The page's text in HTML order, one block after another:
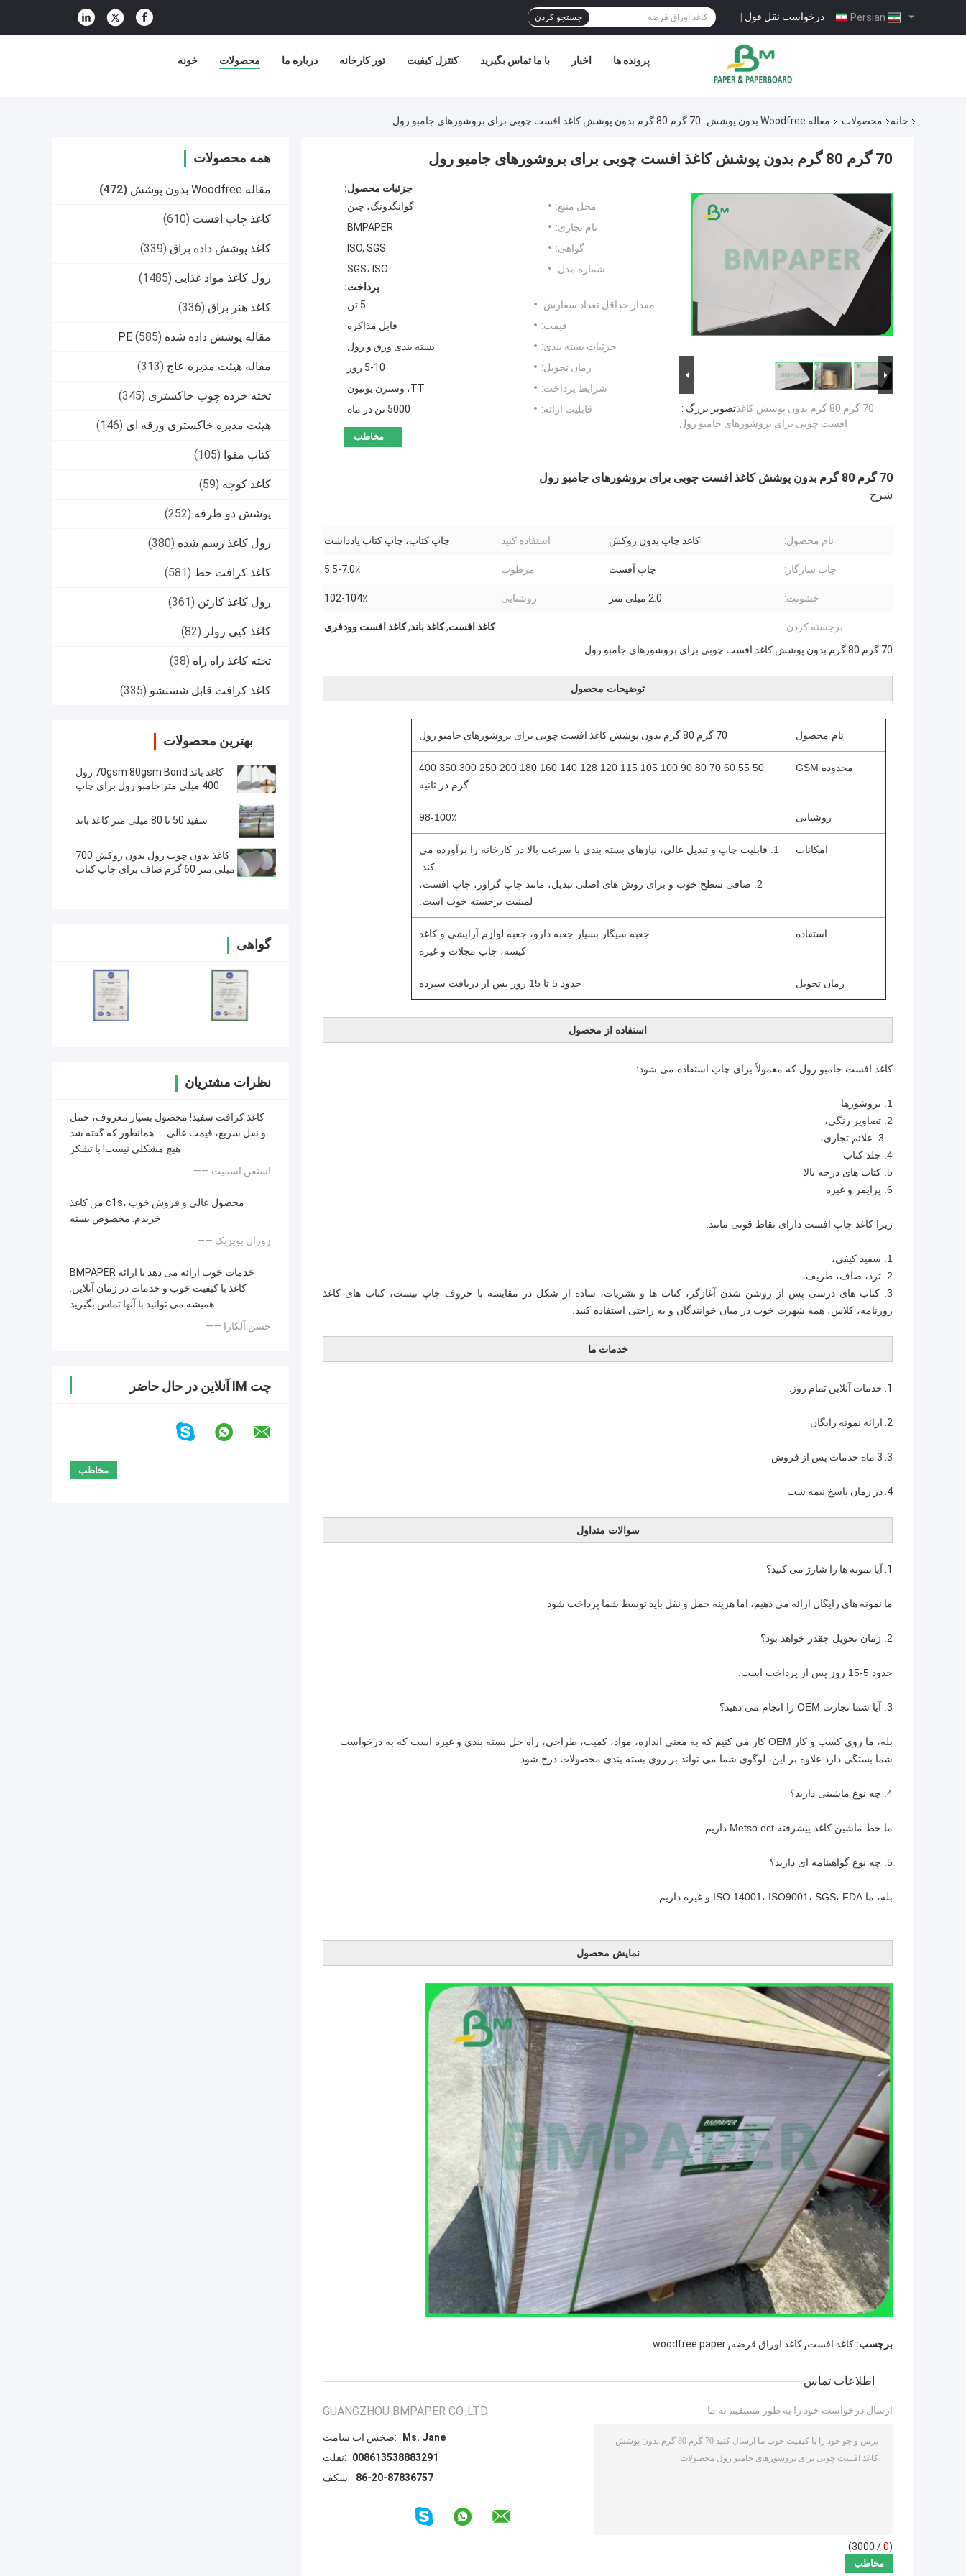
درخواست نقل قول | جستجو کردن
خونه محصولات درباره ما تور کارخانه کنترل کیفیت با ما تماس بگیرید اخبار پرونده ها
خانه محصولات مقاله Woodfree بدون پوشش 70 گرم 80 گرم بدون پوشش کاغذ افست چوبی برای بروشورهای جامبو رول
همه محصولات
مقاله Woodfree بدون پوشش (472)
کاغذ چاپ افست (610)
کاغذ پوشش داده براق (339)
رول کاغذ مواد غذایی (1485)
کاغذ هنر براق (336)
مقاله پوشش داده شده PE (585)
مقاله هیئت مدیره عاج (313)
تخته خرده چوب خاکستری (345)
هیئت مدیره خاکستری ورقه ای (146)
کتاب مقوا (105)
کاغذ کوچه (59)
پوشش دو طرفه (252)
رول کاغذ رسم شده (380)
کاغذ کرافت خط (581)
رول کاغذ کارتن (361)
کاغذ کپی رولز (82)
تخته کاغذ راه راه (38)
کاغذ کرافت قابل شستشو (335)
بهترین محصولات
کاغذ باند 70gsm 80gsm Bond رول
400 میلی متر جامبو رول برای چاپ
سفید 50 تا 80 میلی متر کاغذ باند
کاغذ بدون چوب رول بدون روکش 700
میلی متر 60 گرم صاف برای چاپ کتاب
گواهی
نظرات مشتریان
کاغذ کرافت سفید! محصول بسیار معروف، حمل
و نقل سریع، قیمت عالی .... همانطور که گفته شد
هیچ مشکلی نیست! با تشکر
—— استفن اسمیت
من کاغذ c1s، محصول عالی و فروش خوب
خریدم. مخصوص بسته
—— زوران بویزیک
BMPAPER خدمات خوب ارائه می دهد با ارائه
کاغذ با کیفیت خوب و خدمات در زمان آنلاین.
همیشه می توانید با آنها تماس بگیرید.
—— حسن آلکارا
چت IM آنلاین در حال حاضر
70 گرم 80 گرم بدون پوشش کاغذ افست چوبی برای بروشورهای جامبو رول
تصویر بزرگ :70 گرم 80 گرم بدون پوشش کاغذ
افست چوبی برای بروشورهای جامبو رول
جزئیات محصول:
محل منبع:
گوانگدونگ، چین
نام تجاری:
BMPAPER
گواهی:
ISO, SGS
شماره مدل:
SGS، ISO
پرداخت:
مقدار حداقل تعداد سفارش:
5 تن
قیمت:
قابل مذاکره
جزئیات بسته بندی:
بسته بندی ورق و رول
زمان تحویل:
5-10 روز
شرایط پرداخت:
TT، وسترن یونیون
قابلیت ارائه:
5000 تن در ماه
مخاطب
70 گرم 80 گرم بدون پوشش کاغذ افست چوبی برای بروشورهای جامبو رول
شرح
نام محصول: کاغذ چاپ بدون روکش استفاده کنید: چاپ کتاب، چاپ کتاب یادداشت
چاپ سازگار: چاپ آفست مرطوب: 5.5-7.0٪
خشونت: 2.0 میلی متر روشنایی: 102-104٪
برجسته کردن: کاغذ افست,کاغذ باند,کاغذ افست وودفری
70 گرم 80 گرم بدون پوشش کاغذ افست چوبی برای بروشورهای جامبو رول
توضیحات محصول
نام محصول 70 گرم 80 گرم بدون پوشش کاغذ افست چوبی برای بروشورهای جامبو رول
محدوده GSM
50 55 60 70 80 90 100 105 115 120 128 140 160 180 200 250 300 350 400
گرم در ثانیه
روشنایی 98-100٪
امکانات
1. قابلیت چاپ و تبدیل عالی، نیازهای بسته بندی با سرعت بالا در کارخانه را برآورده می
کند.
2. صافی سطح خوب و برای روش های اصلی تبدیل، مانند چاپ گراور، چاپ افست،
لمینیت برجسته خوب است.
استفاده
جعبه سیگار بسیار جعبه دارو، جعبه لوازم آرایشی و کاغذ
کیسه، چاپ مجلات و غیره
زمان تحویل حدود 5 تا 15 روز پس از دریافت سپرده
استفاده از محصول
کاغذ افست جامبو رول که معمولاً برای چاپ استفاده می شود:
1. بروشورها
2. تصاویر رنگی،
3. علائم تجاری،
4. جلد کتاب
5. کتاب های درجه بالا
6. پرایمر و غیره
زیرا کاغذ چاپ افست دارای نقاط قوتی مانند:
1. سفید کیفی،
2. ترد، صاف، ظریف،
3. کتاب های درسی پس از روشن شدن آغازگر، کتاب ها و نشریات، ساده از شکل در مقایسه با حروف چاپ نیست، کتاب های کاغذ
روزنامه، کلاس، همه شهرت خوب در میان خوانندگان و به راحتی استفاده کنید.
خدمات ما
1. خدمات آنلاین تمام روز.
2. ارائه نمونه رایگان.
3. 3 ماه خدمات پس از فروش.
4. در زمان پاسخ نیمه شب
سوالات متداول
1. آیا نمونه ها را شارژ می کنید؟
ما نمونه های رایگان ارائه می دهیم، اما هزینه حمل و نقل باید توسط شما پرداخت شود.
2. زمان تحویل چقدر خواهد بود؟
حدود 5-15 روز پس از پرداخت است.
3. آیا شما تجارت OEM را انجام می دهید؟
بله، ما روی کسب و کار OEM کار می کنیم که به معنی اندازه، مواد، کمیت، طراحی، راه حل بسته بندی و غیره است که به درخواست
شما بستگی دارد.علاوه بر این، لوگوی شما می تواند بر روی بسته بندی محصولات درج شود.
4. چه نوع ماشینی دارید؟
ما خط ماشین کاغذ پیشرفته Metso ect داریم
5. چه نوع گواهینامه ای دارید؟
بله، ما ISO 14001، ISO9001، SGS، FDA و غیره داریم.
نمایش محصول
برچسب: کاغذ افست, کاغذ اوراق قرضه,
woodfree paper
اطلاعات تماس
GUANGZHOU BMPAPER CO.,LTD
تماس با شخص:
Ms. Jane
تلفن:
008613538883291
فکس:
86-20-87836757
ارسال درخواست خود را به طور مستقیم به ما
(
0
/ 3000)